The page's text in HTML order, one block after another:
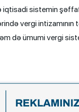
iqtisadi sistemin
vergi intizamının
də ümumi vergi